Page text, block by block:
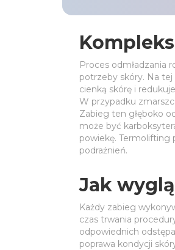
Proces odmładzania
potrzeby skóry. Na
cienką skórę i
W przypadku
Zabieg ten głęboko
może być
powiekę. Termolifting
podrażnień.
Jak
Każdy zabieg
czas trwania
odpowiednich
poprawa kondycji